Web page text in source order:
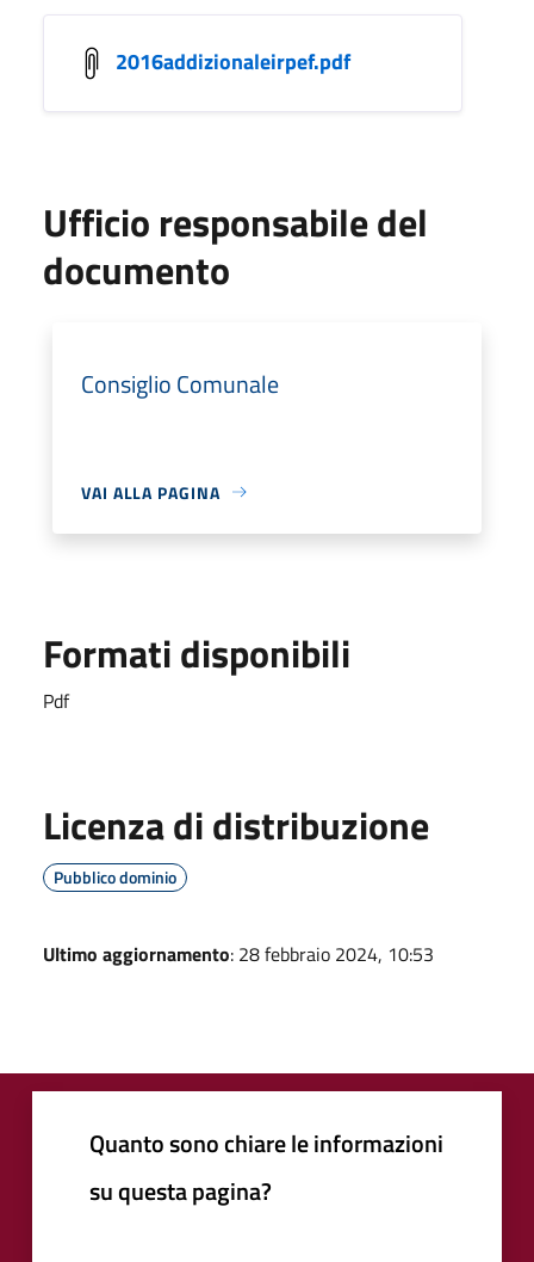
2016addizionaleirpef.pdf
Ufficio responsabile del
documento
Consiglio Comunale
VAI ALLA PAGINA
Formati disponibili
Pdf
Licenza di distribuzione
Pubblico dominio
Ultimo aggiornamento: 28 febbraio 2024, 10:53
Quanto sono chiare le informazioni
su questa pagina?